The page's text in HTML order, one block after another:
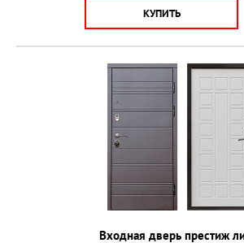
КУПИТЬ
Входная дверь престиж